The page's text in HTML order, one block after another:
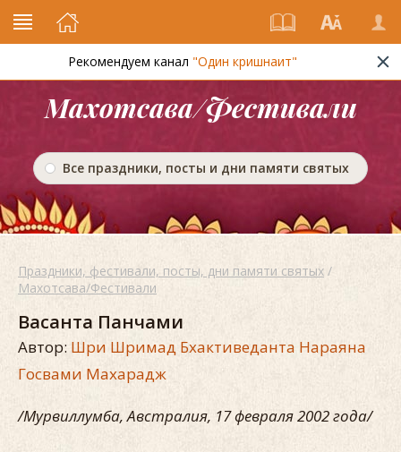
Рекомендуем канал "Один кришнаит"
Махотсава/Фестивали
Все праздники, посты и дни памяти святых
Праздники, фестивали, посты, дни памяти святых /
Махотсава/Фестивали
Васанта Панчами
Автор: Шри Шримад Бхактиведанта Нараяна
Госвами Махарадж
/Мурвиллумба, Австралия, 17 февраля 2002 года/